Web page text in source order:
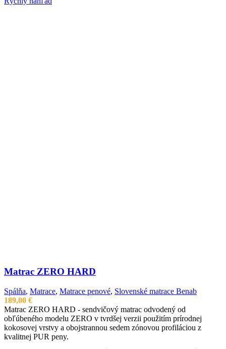
Matrac ZERO HARD
Spálňa, Matrace, Matrace penové, Slovenské matrace Benab
189,00 €
Matrac ZERO HARD - sendvičový matrac odvodený od
obľúbeného modelu ZERO v tvrdšej verzii použitím prírodnej
kokosovej vrstvy a obojstrannou sedem zónovou profiláciou z
kvalitnej PUR peny.